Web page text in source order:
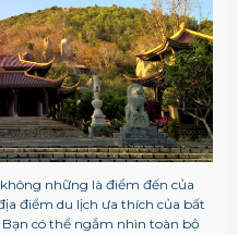
những là điểm đến của
điểm du lịch ưa thích của bất
có thể ngắm nhìn toàn bộ